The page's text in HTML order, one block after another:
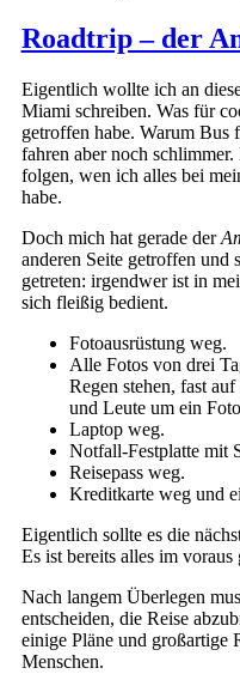
Roadtrip – der
Eigentlich wollte ich an
Miami schreiben. Was für
getroffen habe. Warum Bus
fahren aber noch
folgen, wen ich alles bei
habe.
Doch mich hat gerade der
anderen Seite getroffen und
getreten: irgendwer ist in
sich fleißig bedient.
Fotoausrüstung weg.
Alle Fotos von drei
Regen stehen, fast
und Leute um ein
Laptop weg.
Notfall-Festplatte mit
Reisepass weg.
Kreditkarte weg und
Eigentlich sollte es die
Es ist bereits alles im voraus
Nach langem Überlegen
entscheiden, die Reise
einige Pläne und großartige
Menschen.